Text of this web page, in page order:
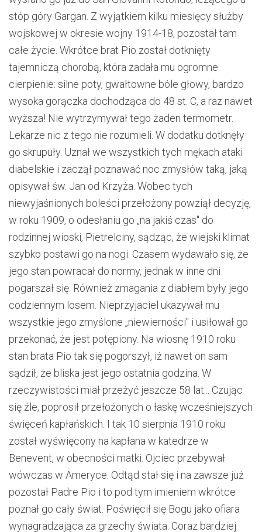
stóp góry Gargan. Z wyjątkiem kilku miesięcy służby
wojskowej w okresie wojny 1914-18, pozostał tam
całe życie. Wkrótce brat Pio został dotknięty
tajemniczą chorobą, która zadała mu ogromne
cierpienie: silne poty, gwałtowne bóle głowy, bardzo
wysoka gorączka dochodząca do 48 st. C, a raz nawet
wyższa! Nie wytrzymywał tego żaden termometr.
Lekarze nic z tego nie rozumieli. W dodatku dotknęły
go skrupuły. Uznał we wszystkich tych mękach ataki
diabelskie i zaczął poznawać noc zmysłów taką, jaką
opisywał św. Jan od Krzyża. Wobec tych
niewyjaśnionych boleści przełożony powziął decyzję,
w roku 1909, o odesłaniu go „na jakiś czas" do
rodzinnej wioski, Pietrelciny, sądząc, że wiejski klimat
szybko postawi go na nogi. Czasem wydawało się, że
jego stan powracał do normy, jednak w inne dni
pogarszał się. Również zmagania z diabłem były jego
codziennym losem. Nieprzyjaciel ukazywał mu
wszystkie jego zmyślone „niewierności" i usiłował go
przekonać, że jest potępiony. Na wiosnę 1910 roku
stan brata Pio tak się pogorszył, iż nawet on sam
sądził, że bliska jest jego ostatnia godzina. W
rzeczywistości miał przeżyć jeszcze 58 lat... Czując
się źle, poprosił przełożonych o łaskę wcześniejszych
święceń kapłańskich. I tak 10 sierpnia 1910 roku
został wyświęcony na kapłana w katedrze w
Benevent, w obecności matki. Ojciec przebywał
wówczas w Ameryce. Odtąd stał się i na zawsze już
pozostał Padre Pio i to pod tym imieniem wkrótce
poznał go cały świat. Poświęcił się Bogu jako ofiara
wynagradzająca za grzechy świata. Coraz bardziej